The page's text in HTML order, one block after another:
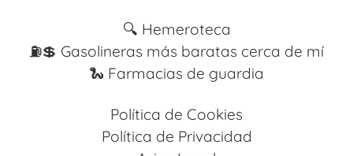
🔍 Hemeroteca
⛽️💲 Gasolineras más baratas cerca de mí
🐍 Farmacias de guardia
Política de Cookies
Política de Privacidad